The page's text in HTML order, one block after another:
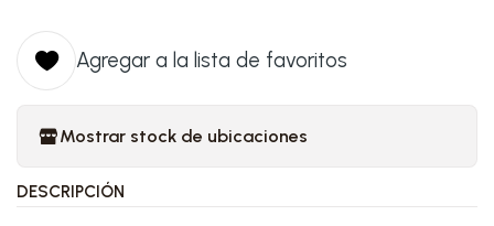
Agregar a la lista de favoritos
Mostrar stock de ubicaciones
DESCRIPCIÓN